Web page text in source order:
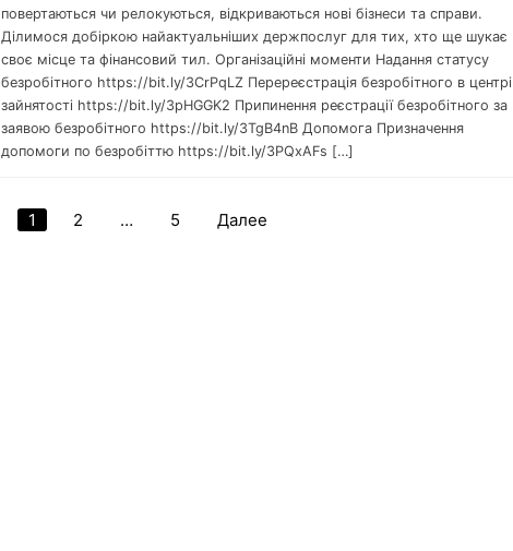
повертаються чи релокуються, відкриваються нові бізнеси та справи.
Ділимося добіркою найактуальніших держпослуг для тих, хто ще шукає
своє місце та фінансовий тил. Організаційні моменти Надання статусу
безробітного https://bit.ly/3CrPqLZ Перереєстрація безробітного в центрі
зайнятості https://bit.ly/3pHGGK2 Припинення реєстрації безробітного за
заявою безробітного https://bit.ly/3TgB4nB Допомога Призначення
допомоги по безробіттю https://bit.ly/3PQxAFs […]
Навигация
1 2 … 5 Далее